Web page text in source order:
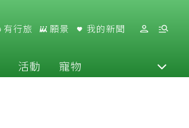
有行旅 願景 我的新聞
活動 寵物